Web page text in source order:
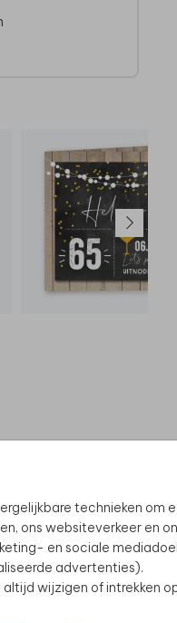
technieken om
ons websiteverkeer en
en sociale
advertenties).
wijzigen of intrekken